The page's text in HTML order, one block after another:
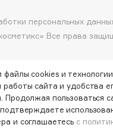
Все права
персональных
файлы cookies и
работы сайта и удобства
Продолжая пользоваться
и соглашаетесь с